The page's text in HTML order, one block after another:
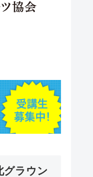
グラウン